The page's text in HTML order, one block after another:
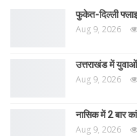
फुकेत-दिल्ली
Aug 9, 2026
उत्तराखंड में
Aug 9, 2026
नासिक में 2 बार
Aug 9, 2026